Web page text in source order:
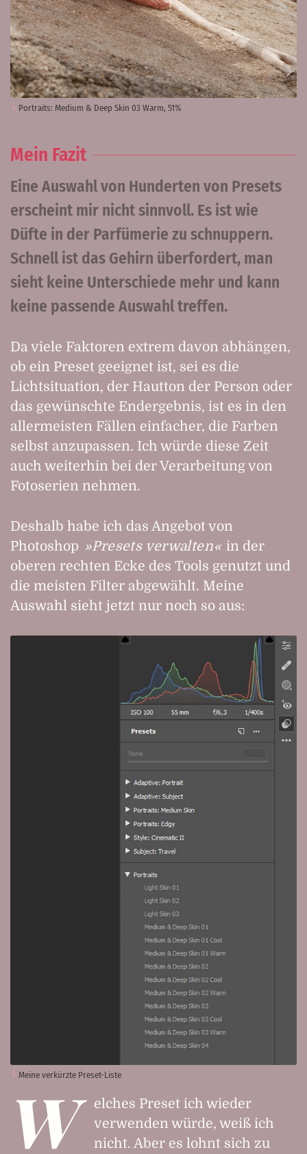
Portraits: Medium & Deep Skin 03 Warm, 51%
Mein Fazit
Eine Auswahl von Hunderten von Presets
erscheint mir nicht sinnvoll. Es ist wie
Düfte in der Parfümerie zu schnuppern.
Schnell ist das Gehirn überfordert, man
sieht keine Unterschiede mehr und kann
keine passende Auswahl treffen.
Da viele Faktoren extrem davon abhängen,
ob ein Preset geeignet ist, sei es die
Lichtsituation, der Hautton der Person oder
das gewünschte Endergebnis, ist es in den
allermeisten Fällen einfacher, die Farben
selbst anzupassen. Ich würde diese Zeit
auch weiterhin bei der Verarbeitung von
Fotoserien nehmen.
Deshalb habe ich das Angebot von
Photoshop
Presets verwalten
in der
oberen rechten Ecke des Tools genutzt und
die meisten Filter abgewählt. Meine
Auswahl sieht jetzt nur noch so aus:
Meine verkürzte Preset-Liste
W
elches Preset ich wieder
verwenden würde, weiß ich
nicht. Aber es lohnt sich zu